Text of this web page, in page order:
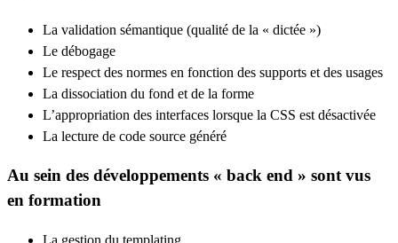
La validation sémantique (qualité de la « dictée »)
Le débogage
Le respect des normes en fonction des supports et des usages
La dissociation du fond et de la forme
L’appropriation des interfaces lorsque la CSS est désactivée
La lecture de code source généré
Au sein des développements « back end » sont vus
en formation